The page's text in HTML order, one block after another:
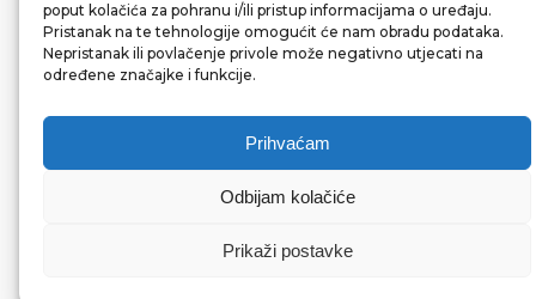
poput kolačića za pohranu i/ili pristup informacijama o uređaju.
Pristanak na te tehnologije omogućit će nam obradu podataka.
Nepristanak ili povlačenje privole može negativno utjecati na
određene značajke i funkcije.
Prihvaćam
Odbijam kolačiće
Prikaži postavke
REPUBLIKA HRVATSKA
© 2022 Međimurska županija. Sva prava pridržana.